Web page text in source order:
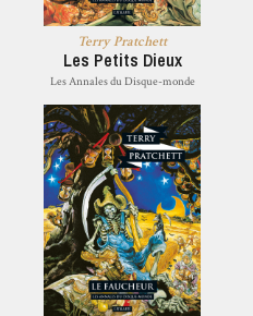
Terry Pratchett
Les Petits Dieux
Les Annales du Disque-monde